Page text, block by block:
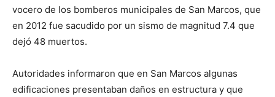
vocero de los bomberos municipales de San Marcos, que
en 2012 fue sacudido por un sismo de magnitud 7.4 que
dejó 48 muertos.
Autoridades informaron que en San Marcos algunas
edificaciones presentaban daños en estructura y que